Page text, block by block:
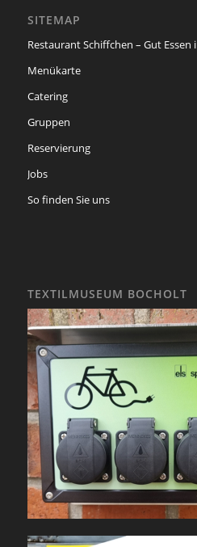
SITEMAP
Restaurant Schiffchen – Gut Essen
Menükarte
Catering
Gruppen
Reservierung
Jobs
So finden Sie uns
TEXTILMUSEUM BOCHOLT